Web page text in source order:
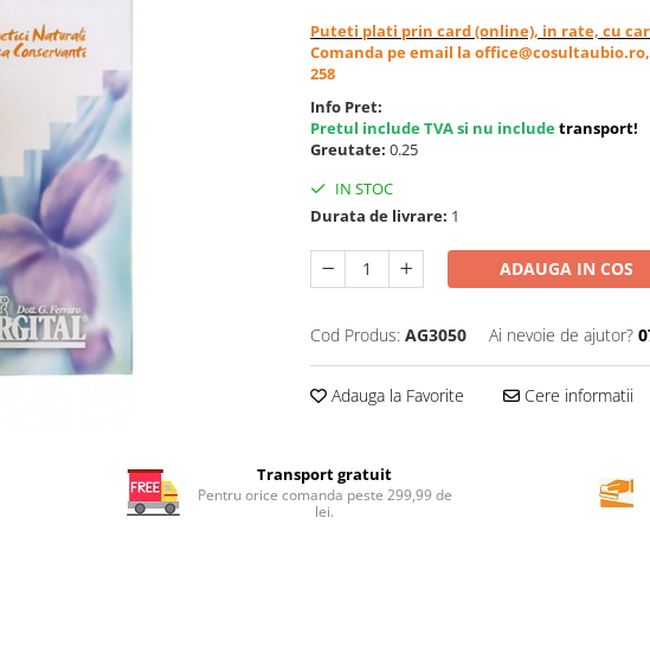
Puteti plati prin card (online), in rate, cu
Comanda pe email la
258
Info Pret:
Pretul include TVA si nu includetransport!
Greutate: 0.25
IN STOC
Durata de livrare: 1
ADAUGA IN COS
Cod Produs: AG3050 Ai nevoie de ajutor?
Adauga la Favorite Cere informatii
Transport gratuit
Pentru orice comanda peste 299,99 de
lei.